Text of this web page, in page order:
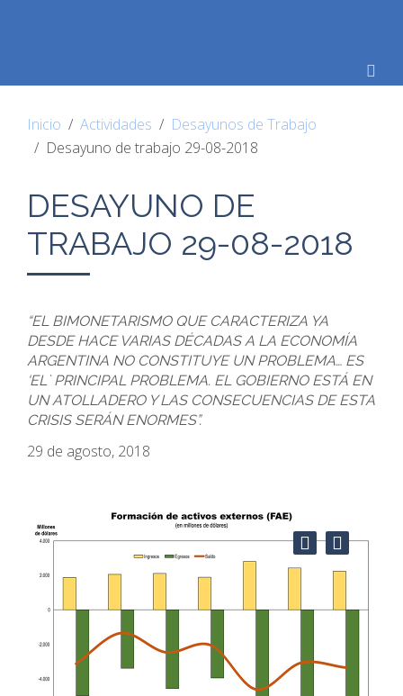
Inicio Actividades
Desayunos de Trabajo
Desayuno de trabajo 29-08-2018
DESAYUNO DE
TRABAJO 29-08-2018
“EL BIMONETARISMO QUE CARACTERIZA YA
DESDE HACE VARIAS DÉCADAS A LA ECONOMÍA
ARGENTINA NO CONSTITUYE UN PROBLEMA… ES
‘EL` PRINCIPAL PROBLEMA. EL GOBIERNO ESTÁ EN
UN ATOLLADERO Y LAS CONSECUENCIAS DE ESTA
CRISIS SERÁN ENORMES”.
29 de agosto, 2018